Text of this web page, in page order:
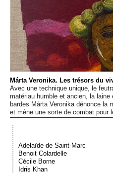
Márta Veronika. Les trésors du
Avec une technique unique, le
matériau humble et ancien, la
bardes Márta Veronika dénonce la
et mène une sorte de combat pour
Adelaïde de Saint-Marc
Benoit Colardelle
Cécile Borne
Idris Khan